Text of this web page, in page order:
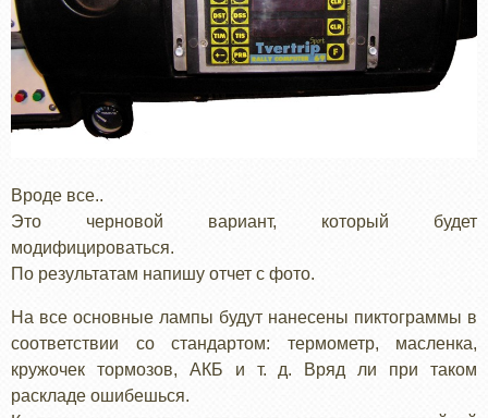
Вроде все..
Это черновой вариант, который будет
модифицироваться.
По результатам напишу отчет с фото.
На все основные лампы будут нанесены пиктограммы в
соответствии со стандартом: термометр, масленка,
кружочек тормозов, АКБ и т. д. Вряд ли при таком
раскладе ошибешься.